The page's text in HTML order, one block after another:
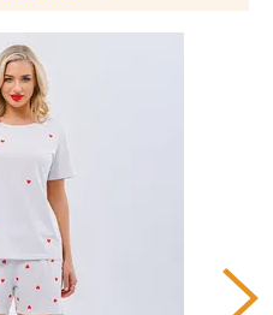
Фотографии
товара